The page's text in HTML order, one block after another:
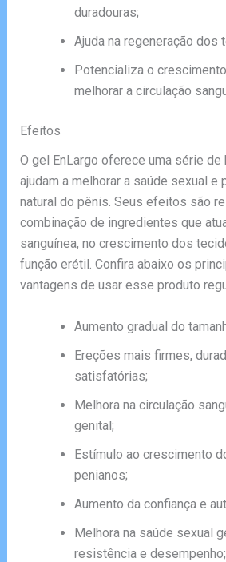
duradouras;
Ajuda na regeneração dos
Potencializa o
melhorar a circulação
Efeitos
O gel EnLargo oferece uma série
ajudam a melhorar a saúde sexual e
natural do pênis. Seus efeitos são
combinação de ingredientes que
sanguínea, no crescimento dos
função erétil. Confira abaixo os
vantagens de usar esse produto
Aumento gradual do
Ereções mais firmes,
satisfatórias;
Melhora na circulação
genital;
Estímulo ao crescimento
penianos;
Aumento da confiança e
Melhora na saúde sexual
resistência e desempenho;